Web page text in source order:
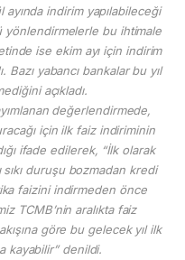
indirim yapılabileceği
yönlendirmelerle bu ihtimale
ise ekim ayı için indirim
yabancı bankalar bu yıl
açıkladı.
değerlendirmede,
için ilk faiz indiriminin
ifade edilerek, “İlk olarak
sıkı duruşu bozmadan kredi
faizini indirmeden önce
TCMB’nin aralıkta faiz
göre bu gelecek yıl ilk
kayabilir” denildi.